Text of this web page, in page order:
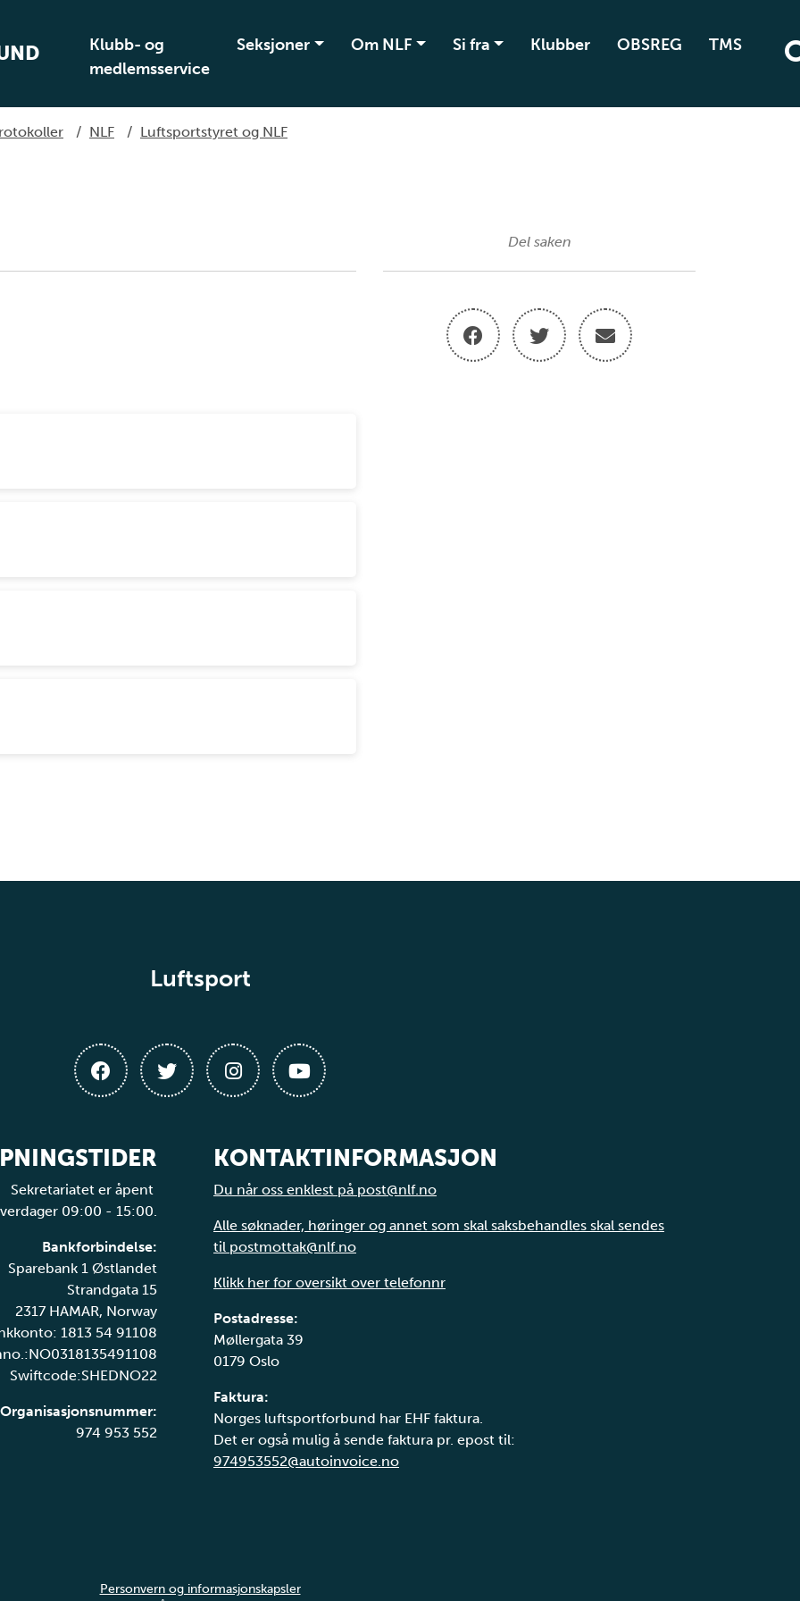
Klubb- og
medlemsservice
Seksjoner Om NLF Si fra Klubber OBSREG TMS
/ NLF / Luftsportstyret og NLF
Del saken
Luftsport
Sekretariatet er åpent
09:00 - 15:00.
Bankforbindelse:
Sparebank 1 Østlandet
Strandgata 15
2317 HAMAR, Norway
1813 54 91108
Swiftcode:SHEDNO22
Organisasjonsnummer:
974 953 552
KONTAKTINFORMASJON
Du når oss enklest på post@nlf.no
Alle søknader, høringer og annet som skal saksbehandles skal sendes
til postmottak@nlf.no
Klikk her for oversikt over telefonnr
Postadresse:
Møllergata 39
0179 Oslo
Faktura:
Norges luftsportforbund har EHF faktura.
Det er også mulig å sende faktura pr. epost til:
974953552@autoinvoice.no
Personvern og informasjonskapsler